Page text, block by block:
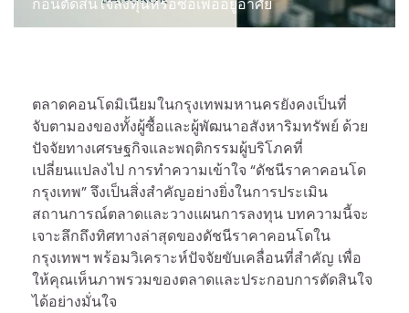
ตลาดคอนโดมิเนียมในกรุงเทพมหานครยังคงเป็นที่
จับตามองของทั้งผู้ซื้อและผู้พัฒนาอสังหาริมทรัพย์ ด้วย
ปัจจัยทางเศรษฐกิจและพฤติกรรมผู้บริโภคที่
เปลี่ยนแปลงไป การทำความเข้าใจ “ดัชนีราคาคอนโด
กรุงเทพ” จึงเป็นสิ่งสำคัญอย่างยิ่งในการประเมิน
สถานการณ์ตลาดและวางแผนการลงทุน บทความนี้จะ
เจาะลึกถึงทิศทางล่าสุดของดัชนีราคาคอนโดใน
กรุงเทพฯ พร้อมวิเคราะห์ปัจจัยขับเคลื่อนที่สำคัญ เพื่อ
ให้คุณเห็นภาพรวมของตลาดและประกอบการตัดสินใจ
ได้อย่างมั่นใจ